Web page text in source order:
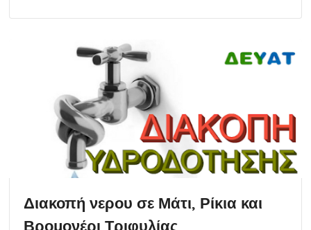
Διακοπή νερου σε Μάτι, Ρίκια και
Βρομονέρι Τριφυλίας